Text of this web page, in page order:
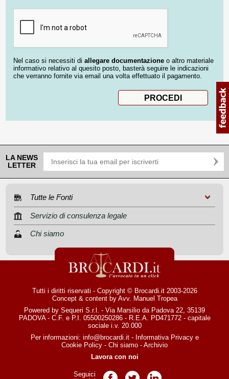
Nel caso si necessiti di allegare documentazione o altro materiale
informativo relativo al quesito posto, basterà seguire le indicazioni
che verranno fornite via email una volta effettuato il pagamento.
LA NEWS
LETTER
Tutte le Fonti
Servizio di consulenza legale
Chi siamo
Tutti i diritti riservati - Copyright © Brocardi.it 2003-2026
Concept & content by Avv. Manuel Tropea
Powered by Sequeri S.r.l. - Via Marsilio da Padova 22, 35139
PADOVA - C.F. e P.I. 05500250286 - R.E.A. PD471772 - capitale
sociale i.v. 20.000
Per informazioni: info@brocardi.it- Informativa Privacye
Cookie Policy - Chi siamo - Archivio
Lavora con noi
Seguici
Pagina Facebook
Pagina TwitterPagina LinkedIn